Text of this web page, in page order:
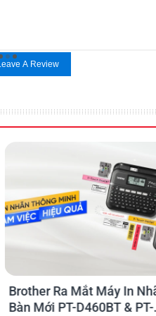
A Review
Brother Ra Mắt Máy In
Bàn Mới PT-D460BT & PT-